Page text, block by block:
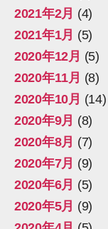
2021年2月 (4)
2021年1月 (5)
2020年12月 (5)
2020年11月 (8)
2020年10月 (14)
2020年9月 (8)
2020年8月 (7)
2020年7月 (9)
2020年6月 (5)
2020年5月 (9)